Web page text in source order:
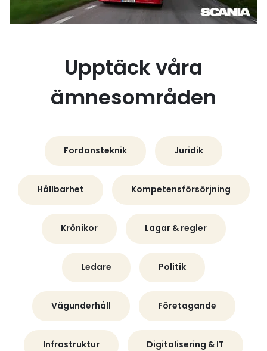
Upptäck våra
ämnesområden
Fordonsteknik Juridik
Hållbarhet Kompetensförsörjning
Krönikor Lagar & regler
Ledare Politik
Vägunderhåll Företagande
Infrastruktur Digitalisering & IT